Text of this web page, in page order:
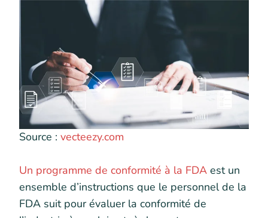
Source : vecteezy.com
Un programme de conformité à la FDA est un
ensemble d’instructions que le personnel de la
FDA suit pour évaluer la conformité de